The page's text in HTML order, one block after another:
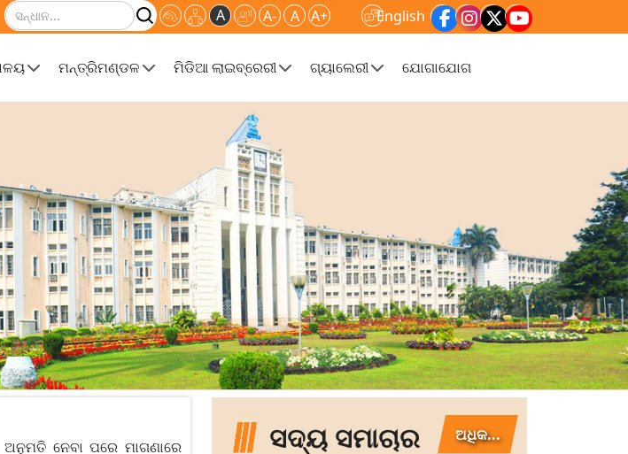
ସନ୍ଧାନ କରନ୍ତୁ A A- A A+ English
ମନ୍ତ୍ରିମଣ୍ଡଳ ମିଡିଆ ଲାଇବ୍ରେରୀ ଗ୍ୟାଲେରୀ ଯୋଗାଯୋଗ
ନେବା ପରେ ମାଗଣାରେ
ସଦ୍ୟ ସମାଚାର ଅଧିକ...